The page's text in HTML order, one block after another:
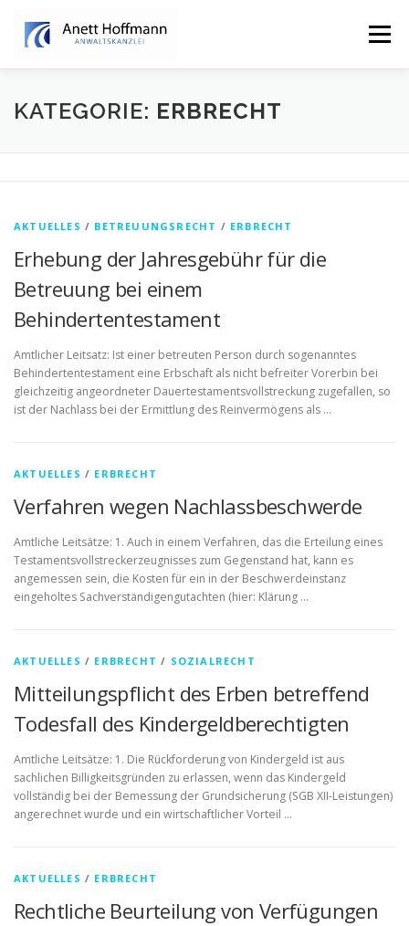
Inhalt
springen
Menü
STARTSEITE KANZLEI FAMILIENRECHT
KATEGORIE: ERBRECHT
AKTUELLES / BETREUUNGSRECHT / ERBRECHT
Erhebung der Jahresgebühr für die
Betreuung bei einem
Behindertentestament
Amtlicher Leitsatz: Ist einer betreuten Person durch sogenanntes
Behindertentestament eine Erbschaft als nicht befreiter Vorerbin bei
gleichzeitig angeordneter Dauertestamentsvollstreckung zugefallen, so
ist der Nachlass bei der Ermittlung des Reinvermögens als …
AKTUELLES / ERBRECHT
Verfahren wegen Nachlassbeschwerde
Amtliche Leitsätze: 1. Auch in einem Verfahren, das die Erteilung eines
Testamentsvollstreckerzeugnisses zum Gegenstand hat, kann es
angemessen sein, die Kosten für ein in der Beschwerdeinstanz
eingeholtes Sachverständigengutachten (hier: Klärung …
AKTUELLES / ERBRECHT / SOZIALRECHT
Mitteilungspflicht des Erben betreffend
Todesfall des Kindergeldberechtigten
Amtliche Leitsätze: 1. Die Rückforderung von Kindergeld ist aus
sachlichen Billigkeitsgründen zu erlassen, wenn das Kindergeld
vollständig bei der Bemessung der Grundsicherung (SGB XII-Leistungen)
angerechnet wurde und ein wirtschaftlicher Vorteil …
AKTUELLES / ERBRECHT
Rechtliche Beurteilung von Verfügungen